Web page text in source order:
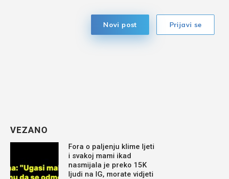
Prijavi se
Novi post
VEZANO
Fora o paljenju klime ljeti
i svakoj mami ikad
nasmijala je preko 15K
ljudi na IG, morate vidjeti